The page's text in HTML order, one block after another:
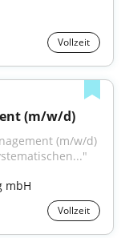
Vollzeit
(m/w/d)
(m/w/d)
mbH
Vollzeit